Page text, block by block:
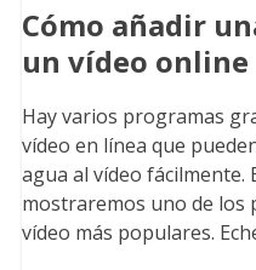
Cómo añadir
un vídeo online
Hay varios programas
vídeo en línea que
agua al vídeo fácilmente.
mostraremos uno de los
vídeo más populares.